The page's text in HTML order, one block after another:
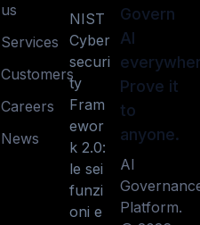
us
Services
Customers
Careers
News
NIST
Cyber
securi
ty
Fram
ewor
k 2.0:
le sei
funzi
oni e
Govern
AI
Prove it
to
anyone.
AI
Platform.